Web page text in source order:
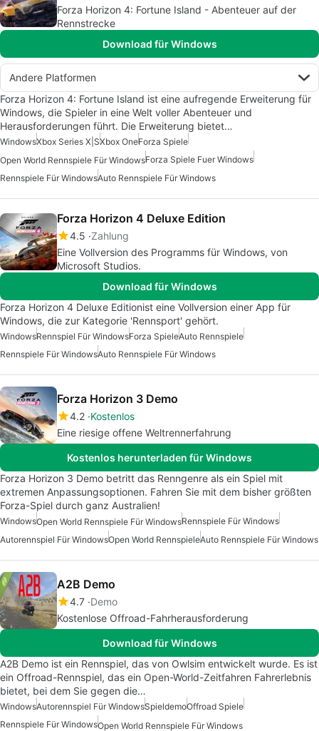
Forza Horizon 4: Fortune Island - Abenteuer auf der
Rennstrecke
Download für Windows
Andere Platformen
Forza Horizon 4: Fortune Island ist eine aufregende Erweiterung für
Windows, die Spieler in eine Welt voller Abenteuer und
Herausforderungen führt. Die Erweiterung bietet…
WindowsXbox Series X|SXbox OneForza Spiele
Open World Rennspiele Für WindowsForza Spiele Fuer Windows
Rennspiele Für WindowsAuto Rennspiele Für Windows
Forza Horizon 4 Deluxe Edition
4.5 Zahlung
Eine Vollversion des Programms für Windows, von
Microsoft Studios.
Download für Windows
Forza Horizon 4 Deluxe Editionist eine Vollversion einer App für
Windows, die zur Kategorie 'Rennsport' gehört.
WindowsRennspiel Für WindowsForza SpieleAuto Rennspiele
Rennspiele Für WindowsAuto Rennspiele Für Windows
Forza Horizon 3 Demo
4.2 Kostenlos
Eine riesige offene Weltrennerfahrung
Kostenlos herunterladen für Windows
Forza Horizon 3 Demo betritt das Renngenre als ein Spiel mit
extremen Anpassungsoptionen. Fahren Sie mit dem bisher größten
Forza-Spiel durch ganz Australien!
WindowsOpen World Rennspiele Für WindowsRennspiele Für Windows
Autorennspiel Für WindowsOpen World RennspieleAuto Rennspiele Für Windows
A2B Demo
4.7 Demo
Kostenlose Offroad-Fahrherausforderung
Download für Windows
A2B Demo ist ein Rennspiel, das von Owlsim entwickelt wurde. Es ist
ein Offroad-Rennspiel, das ein Open-World-Zeitfahren Fahrerlebnis
bietet, bei dem Sie gegen die…
WindowsAutorennspiel Für WindowsSpieldemoOffroad Spiele
Rennspiele Für WindowsOpen World Rennspiele Für Windows